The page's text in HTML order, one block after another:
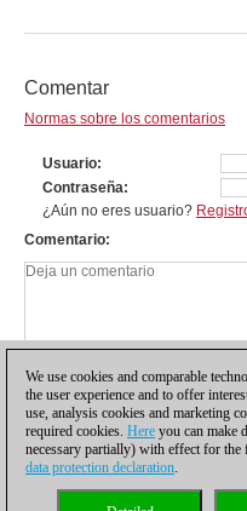
Comentar
Normas sobre los comentarios
Usuario
Contraseña
¿Aún no eres usuario?
Comentario
We use cookies and comparable
the user experience and to offer
use, analysis cookies and marketing
required cookies. Here you can make
necessary partially) with effect for
data protection declaration.